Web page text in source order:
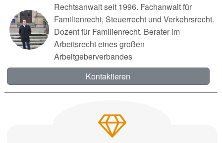
Rechtsanwalt seit 1996. Fachanwalt für
Familienrecht, Steuerrecht und Verkehrsrecht.
Dozent für Familienrecht. Berater im
Arbeitsrecht eines großen
Arbeitgeberverbandes
Kontaktieren